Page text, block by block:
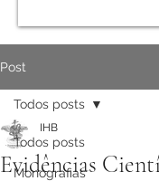
Post
Todos posts
Monografias
Todos posts
Evidências
IHB